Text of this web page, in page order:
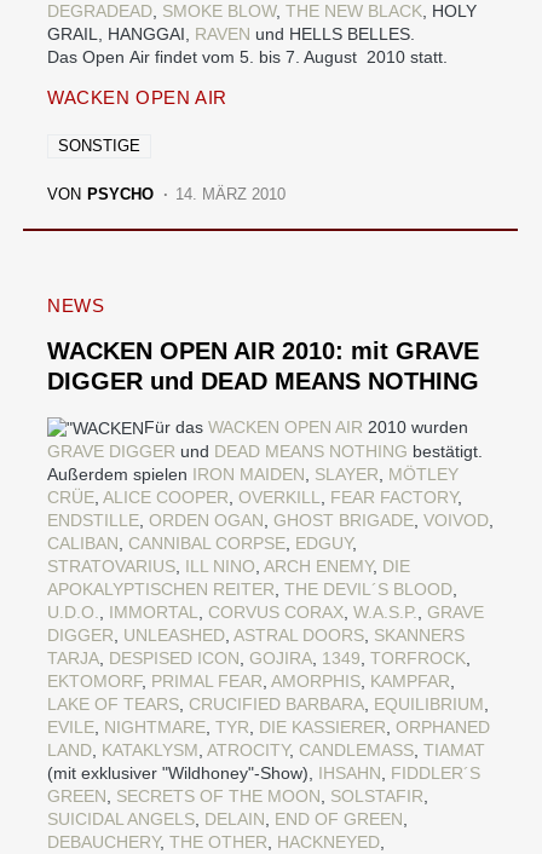
DEGRADEAD, SMOKE BLOW, THE NEW BLACK, HOLY
GRAIL, HANGGAI, RAVEN und HELLS BELLES.
Das Open Air findet vom 5. bis 7. August 2010 statt.
WACKEN OPEN AIR
SONSTIGE
VON PSYCHO 14. MÄRZ 2010
NEWS
WACKEN OPEN AIR 2010: mit GRAVE
DIGGER und DEAD MEANS NOTHING
Für das WACKEN OPEN AIR 2010 wurden
GRAVE DIGGER und DEAD MEANS NOTHING bestätigt.
Außerdem spielen IRON MAIDEN SLAYER
MÖTLEY
CRÜE ALICE COOPER OVERKILL FEAR FACTORY,
ENDSTILLE ORDEN OGAN GHOST BRIGADE VOIVOD
CALIBAN CANNIBAL CORPSE EDGUY,
STRATOVARIUS ILL NINO ARCH ENEMY, DIE
APOKALYPTISCHEN REITER THE DEVIL´S BLOOD
U.D.O.
IMMORTAL CORVUS CORAX W.A.S.P.
GRAVE
DIGGER
UNLEASHED ASTRAL DOORS SKANNERS
TARJA DESPISED ICON GOJIRA 1349 TORFROCK
EKTOMORF, PRIMAL FEAR AMORPHIS KAMPFAR
LAKE OF TEARS CRUCIFIED BARBARA EQUILIBRIUM
EVILE NIGHTMARE TYR DIE KASSIERER ORPHANED
LAND KATAKLYSM ATROCITY, CANDLEMASS TIAMAT
(mit exklusiver "Wildhoney"-Show), IHSAHN
FIDDLER´S
GREEN
SECRETS OF THE MOON SOLSTAFIR
SUICIDAL ANGELS DELAIN END OF GREEN
DEBAUCHERY, THE OTHER HACKNEYED